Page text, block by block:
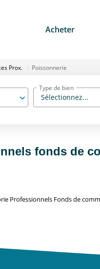
Acheter
Prox. Poissonnerie
Sélectionnez...
Type de bien
fonds de
Professionnels Fonds de